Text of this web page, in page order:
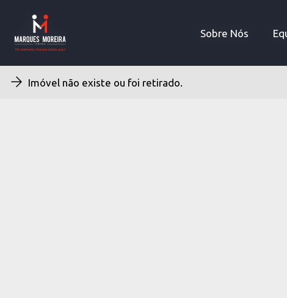
Sobre Nós
Sobre Nós
Imóvel não existe ou foi retirado.